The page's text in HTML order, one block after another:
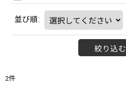
並び順:
絞り込む
2件